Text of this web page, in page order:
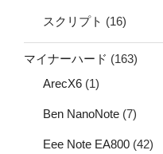
スクリプト (16)
マイナーハード (163)
ArecX6 (1)
Ben NanoNote (7)
Eee Note EA800 (42)